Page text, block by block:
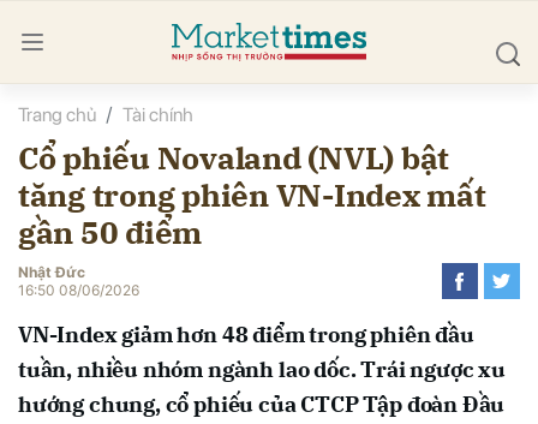
Trang chủ Tài chính
Cổ phiếu Novaland (NVL) bật
tăng trong phiên VN-Index mất
gần 50 điểm
Nhật Đức
16:50 08/06/2026
VN-Index giảm hơn 48 điểm trong phiên đầu
tuần, nhiều nhóm ngành lao dốc. Trái ngược xu
hướng chung, cổ phiếu của CTCP Tập đoàn Đầu
luận